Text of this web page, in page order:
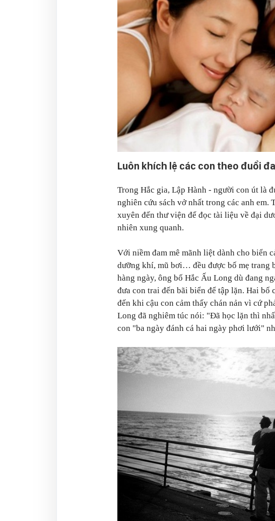
Luôn khích lệ các con theo đuổi
Trong Hắc gia, Lập Hành - người con út là
nghiên cứu sách vở nhất trong các anh em.
xuyên đến thư viện để đọc tài liệu về đại
nhiên xung quanh.
Với niềm đam mê mãnh liệt dành cho biển
dưỡng khí, mũ bơi… đều được bố mẹ trang
hàng ngày, ông bố Hắc Ấu Long dù đang
đưa con trai đến bãi biển để tập lặn. Hai
đến khi cậu con cảm thấy chán nản vì cứ
Long đã nghiêm túc nói: "Đã học lặn thì
con "ba ngày đánh cá hai ngày phơi lưới"